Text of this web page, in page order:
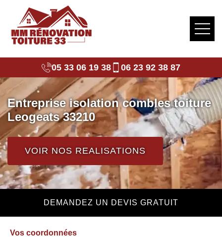
05 33 06 19 38 06 23 92 38 87
Entreprise isolation combles toiture
Leogeats 33210
VOIR NOS REALISATIONS
DEMANDEZ UN DEVIS GRATUIT
Vos coordonnées